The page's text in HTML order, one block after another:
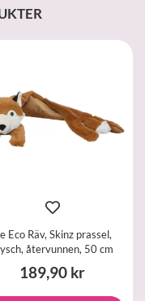
Eco Räv, Skinz prassel,
återvunnen, 50 cm
189,90 kr